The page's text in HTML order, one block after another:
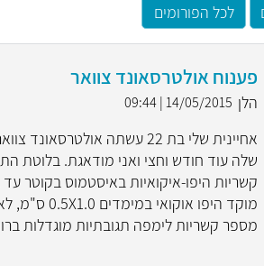
לכל הפורומים
פענוח אולטרסאונד צוואר
הלן 14/05/2015 | 09:44
אחיינית שלי בת 22 עשתה
שלה עוד חודש וחצי ואני מודאגת. בלוטת
מספר קשריות לימפה תגובתיות מוגדלות ברוחב עד 1.0 ס"מ בצוואר דו-